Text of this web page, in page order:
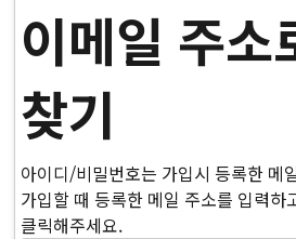
이메일 주소
찾기
아이디/비밀번호는 가입시 등록한 메
가입할 때 등록한 메일 주소를 입력
클릭해주세요.